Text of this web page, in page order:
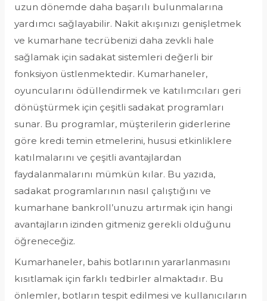
uzun dönemde daha başarılı bulunmalarına
yardımcı sağlayabilir. Nakit akışınızı genişletmek
ve kumarhane tecrübenizi daha zevkli hale
sağlamak için sadakat sistemleri değerli bir
fonksiyon üstlenmektedir. Kumarhaneler,
oyuncularını ödüllendirmek ve katılımcıları geri
dönüştürmek için çeşitli sadakat programları
sunar. Bu programlar, müşterilerin giderlerine
göre kredi temin etmelerini, hususi etkinliklere
katılmalarını ve çeşitli avantajlardan
faydalanmalarını mümkün kılar. Bu yazıda,
sadakat programlarının nasıl çalıştığını ve
kumarhane bankroll’unuzu artırmak için hangi
avantajların izinden gitmeniz gerekli olduğunu
öğreneceğiz.
Kumarhaneler, bahis botlarının yararlanmasını
kısıtlamak için farklı tedbirler almaktadır. Bu
önlemler, botların tespit edilmesi ve kullanıcıların